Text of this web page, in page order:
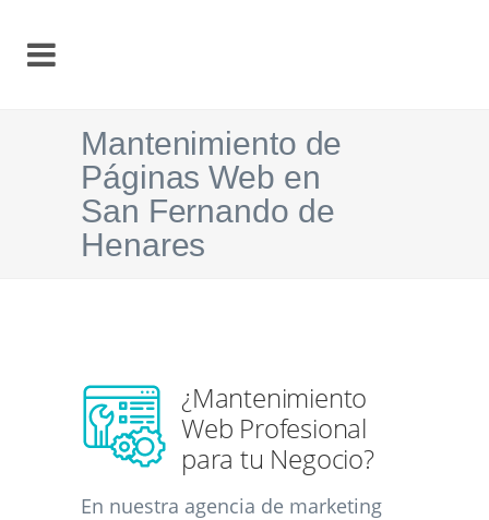
Mantenimiento de
Páginas Web en
San Fernando de
Henares
¿Mantenimiento
Web Profesional
para tu Negocio?
En nuestra agencia de marketing